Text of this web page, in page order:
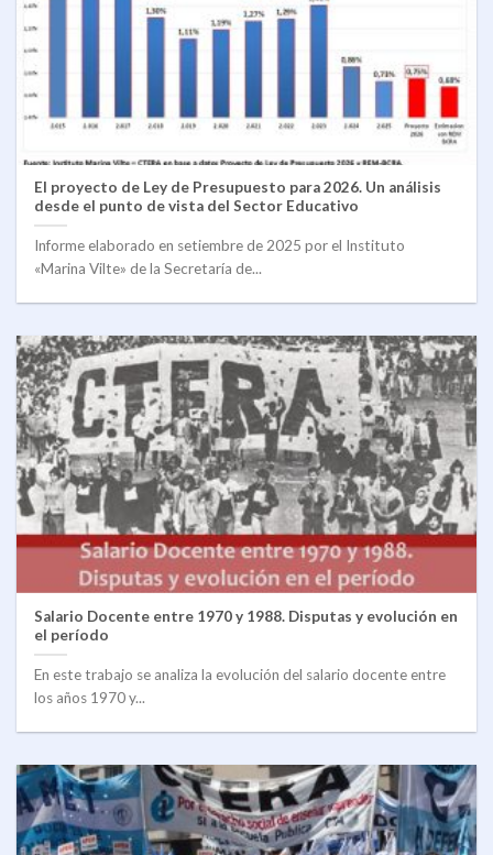
El proyecto de Ley de Presupuesto para 2026. Un análisis
desde el punto de vista del Sector Educativo
Informe elaborado en setiembre de 2025 por el Instituto
«Marina Vilte» de la Secretaría de...
Salario Docente entre 1970 y 1988. Disputas y evolución en
el período
En este trabajo se analiza la evolución del salario docente entre
los años 1970 y...